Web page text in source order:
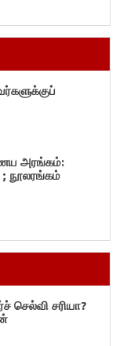
அரங்கம்:
நூலரங்கம்
செல்வி சரியா?